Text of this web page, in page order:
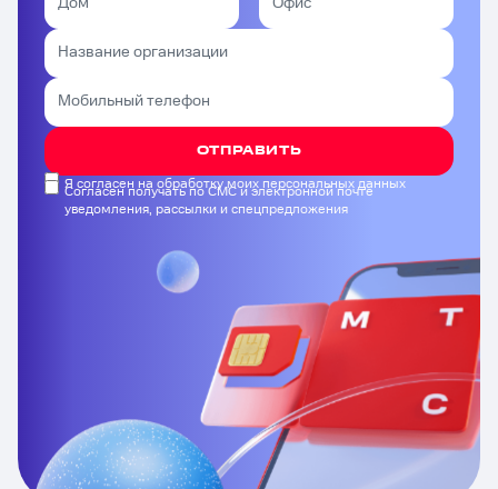
ОТПРАВИТЬ
Я согласен на обработку моих персональных данных
Согласен получать по СМС и электронной почте
уведомления, рассылки и спецпредложения